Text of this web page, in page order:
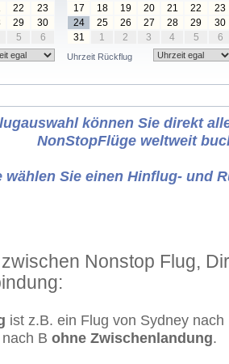
22
23
29
30
5 6
17
18 19 20 21 22
23
24
25 26 27 28 29
30
31
1 2 3 4 5 6
Uhrzeit Rückflug
können Sie direkt
NonStopFlüge weltweit
wählen Sie einen Hinflug- und
Nonstop Flug,
ist z.B. ein Flug von Sydney
B ohne Zwischenlandung.